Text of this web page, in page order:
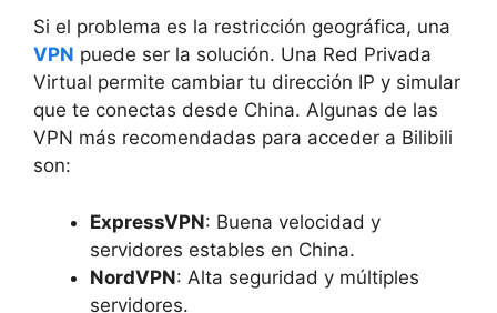
Si el problema es la restricción geográfica, una
VPN puede ser la solución. Una Red Privada
Virtual permite cambiar tu dirección IP y simular
que te conectas desde China. Algunas de las
VPN más recomendadas para acceder a Bilibili
son:
ExpressVPN: Buena velocidad y
servidores estables en China.
NordVPN: Alta seguridad y múltiples
servidores.